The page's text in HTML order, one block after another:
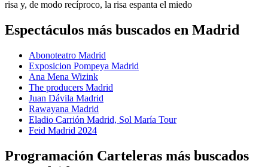
risa y, de modo recíproco, la risa espanta el miedo
Espectáculos más buscados en Madrid
Abonoteatro Madrid
Exposicion Pompeya Madrid
Ana Mena Wizink
The producers Madrid
Juan Dávila Madrid
Rawayana Madrid
Eladio Carrión Madrid, Sol María Tour
Feid Madrid 2024
Programación Carteleras más buscados